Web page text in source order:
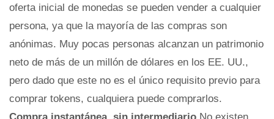
oferta inicial de monedas se pueden vender a cualquier
persona, ya que la mayoría de las compras son
anónimas. Muy pocas personas alcanzan un patrimonio
neto de más de un millón de dólares en los EE. UU.,
pero dado que este no es el único requisito previo para
comprar tokens, cualquiera puede comprarlos.
Compra instantánea, sin intermediario No existen